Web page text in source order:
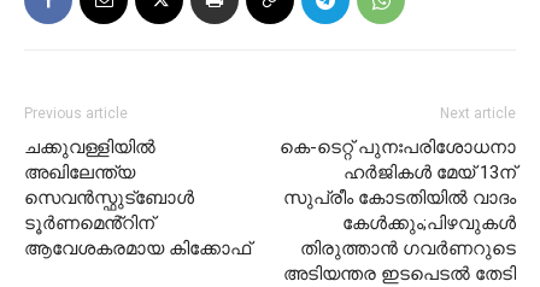
Previous article
ചക്കുവള്ളിയിൽ
അഖിലേന്ത്യ
സെവൻസ്ഫുട്ബോൾ
ടൂർണമെൻ്റിന്
ആവേശകരമായ കിക്കോഫ്
Next article
കെ-ടെറ്റ് പുനഃപരിശോധനാ
ഹർജികൾ മേയ് 13ന്
സുപ്രീം കോടതിയിൽ വാദം
കേൾക്കും;പിഴവുകൾ
തിരുത്താൻ ഗവർണറുടെ
അടിയന്തര ഇടപെടൽ തേടി